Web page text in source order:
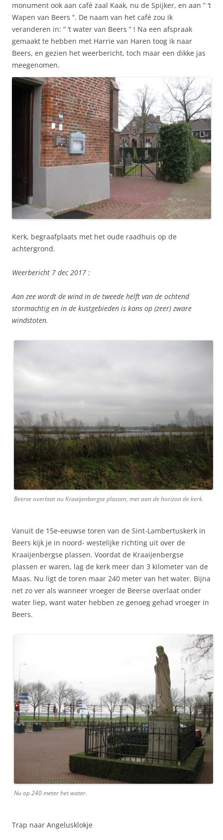
monument ook aan café zaal Kaak, nu de Spijker, en aan ” ‘t
Wapen van Beers “. De naam van het café zou ik
veranderen in: ” ’t water van Beers ” ! Na een afspraak
gemaakt te hebben met Harrie van Haren toog ik naar
Beers, en gezien het weerbericht, toch maar een dikke jas
meegenomen.
Kerk, begraafplaats met het oude raadhuis op de
achtergrond.
Weerbericht 7 dec 2017 :
Aan zee wordt de wind in de tweede helft van de ochtend
stormachtig en in de kustgebieden is kans op (zeer) zware
windstoten.
Beerse overlaat nu Kraaijenbergse plassen, met aan de horizon de kerk.
Vanuit de 15e-eeuwse toren van de Sint-Lambertuskerk in
Beers kijk je in noord- westelijke richting uit over de
Kraaijenbergse plassen. Voordat de Kraaijenbergse
plassen er waren, lag de kerk meer dan 3 kilometer van de
Maas. Nu ligt de toren maar 240 meter van het water. Bijna
net zo ver als wanneer vroeger de Beerse overlaat onder
water liep, want water hebben ze genoeg gehad vroeger in
Beers.
Nu op 240 meter het water.
Trap naar Angelusklokje